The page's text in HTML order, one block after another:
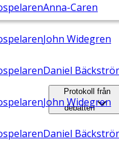
Anna-Caren
John Widegren
Daniel
John Widegren
Daniel
Protokoll från
debatten